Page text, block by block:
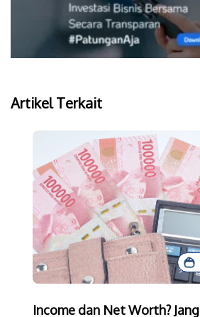
Artikel Terkait
Income dan Net Worth?